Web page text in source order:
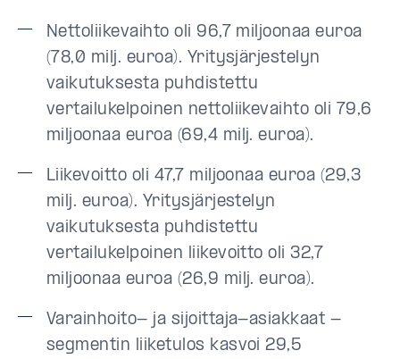
Nettoliikevaihto oli 96,7 miljoonaa euroa
(78,0 milj. euroa). Yritysjärjestelyn
vaikutuksesta puhdistettu
vertailukelpoinen nettoliikevaihto oli 79,6
miljoonaa euroa (69,4 milj. euroa).
Liikevoitto oli 47,7 miljoonaa euroa (29,3
milj. euroa). Yritysjärjestelyn
vaikutuksesta puhdistettu
vertailukelpoinen liikevoitto oli 32,7
miljoonaa euroa (26,9 milj. euroa).
Varainhoito- ja sijoittaja-asiakkaat -
segmentin liiketulos kasvoi 29,5